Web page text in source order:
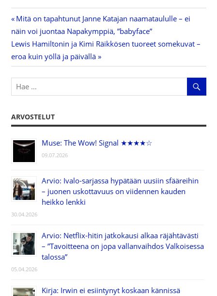
Artikkelien
selaus
Previous
Post:
Mitä on tapahtunut Janne Katajan naamataululle – ei
näin voi juontaa Napakymppiä, ”babyface”
Next
Post:
Lewis Hamiltonin ja Kimi Räikkösen tuoreet somekuvat –
eroa kuin yöllä ja päivällä
ARVOSTELUT
Muse: The Wow! Signal ★★★★☆
09.07.2026
Arvio: Ivalo-sarjassa hypätään uusiin sfääreihin
– juonen uskottavuus on viidennen kauden
heikko lenkki
30.04.2026
Arvio: Netflix-hitin jatkokausi alkaa räjähtävästi
– ”Tavoitteena on jopa vallanvaihdos Valkoisessa
talossa”
05.04.2026
Kirja: Irwin ei esiintynyt koskaan kännissä